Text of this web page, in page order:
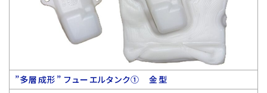
”多層成形” フューエルタンク① 金型